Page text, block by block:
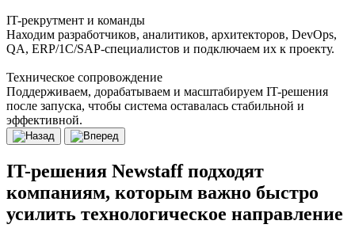
IT-рекрутмент и команды
Находим разработчиков, аналитиков, архитекторов, DevOps,
QA, ERP/1С/SAP-специалистов и подключаем их к проекту.
Техническое сопровождение
Поддерживаем, дорабатываем и масштабируем IT-решения
после запуска, чтобы система оставалась стабильной и
эффективной.
IT-решения Newstaff подходят
компаниям, которым важно быстро
усилить технологическое направление